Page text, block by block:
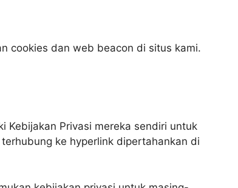
cookies dan web beacon di situs kami.
Kebijakan Privasi mereka sendiri untuk
ke hyperlink dipertahankan di